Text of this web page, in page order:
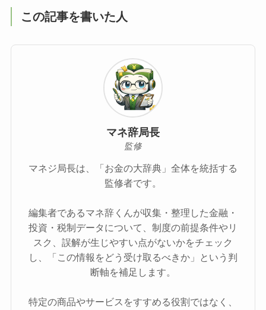
この記事を書いた人
マネ辞局長
監修
マネジ局長は、「お金の大辞典」全体を統括する
監修者です。
編集者であるマネ辞くんが収集・整理した金融・
投資・税制データについて、制度の前提条件やリ
スク、誤解が生じやすい点がないかをチェック
し、「この情報をどう受け取るべきか」という判
断軸を補足します。
特定の商品やサービスをすすめる役割ではなく、